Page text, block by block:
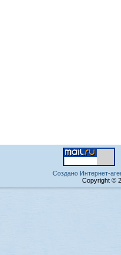
Создано Интернет-
Copyright ©